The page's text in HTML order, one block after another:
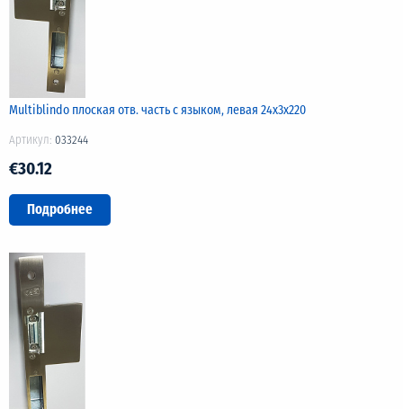
Multiblindo плоская отв. часть с языком, левая 24х3х220
Артикул: 033244
€30.12
Подробнее